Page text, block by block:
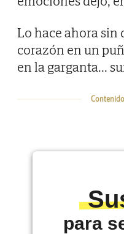
Lo hace ahora sin
corazón en un
en la garganta...
para